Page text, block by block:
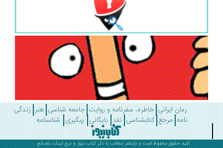
رمان ایرانی خاطره، سفرنامه و روایت جامعه شناسی هنر زندگی
نامه مرجع کتابشناسی نقد بایگانی پیگیری شناسنامه
کلیه حقوق محفوظ است و بازنشر مطالب با ذکرکتاب نیوز و درج لینک، بلامانع .